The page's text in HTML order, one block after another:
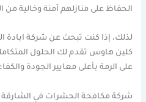
الحفاظ على منازلهم آمنة وخالية
لذلك، إذا كنت تبحث عن شركة ابادة
كلين هاوس تقدم لك الحلول
على الرمة بأعلى معايير الجودة
شركة مكافحة الحشرات في الشارقة